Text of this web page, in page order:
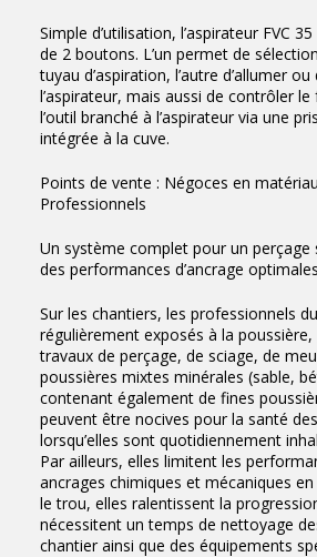
Simple d’utilisation, l’aspirateur FVC
de 2 boutons. L’un permet de
tuyau d’aspiration, l’autre d’allumer ou
l’aspirateur, mais aussi de contrôler
l’outil branché à l’aspirateur via une
intégrée à la cuve.
Points de vente : Négoces en
Professionnels
Un système complet pour un perçage
des performances d’ancrage
Sur les chantiers, les professionnels
régulièrement exposés à la
travaux de perçage, de sciage, de
poussières mixtes minérales (sable,
contenant également de fines
peuvent être nocives pour la santé
lorsqu’elles sont quotidiennement
Par ailleurs, elles limitent les
ancrages chimiques et mécaniques en
le trou, elles ralentissent la
nécessitent un temps de nettoyage
chantier ainsi que des équipements